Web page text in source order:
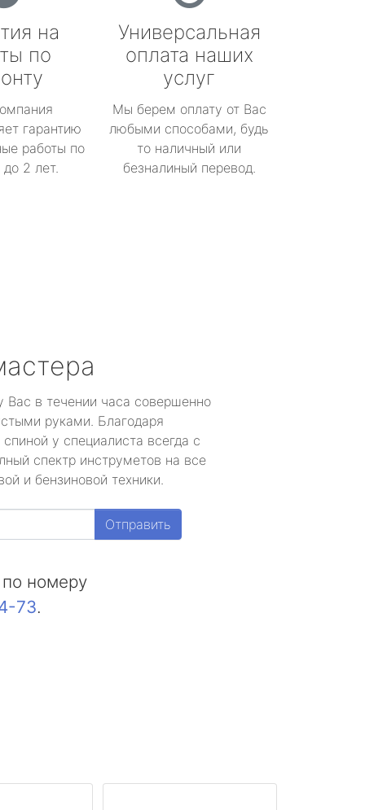
на
по
гарантию
работы по
2 лет.
Универсальная
оплата наших
услуг
Мы берем оплату от Вас
любыми способами, будь
то наличный или
безналиный перевод.
Вас в течении часа совершенно
руками. Благодаря
у специалиста всегда с
спектр инструметов на все
и бензиновой техники.
Отправить
номеру
73.